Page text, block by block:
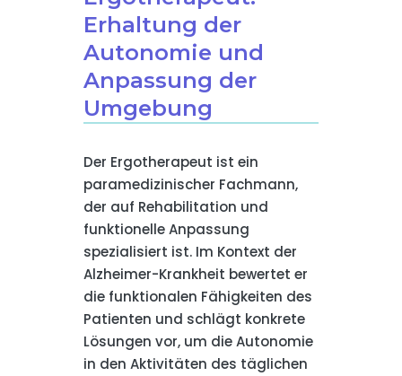
Erhaltung der
Autonomie und
Anpassung der
Umgebung
Der Ergotherapeut ist ein
paramedizinischer Fachmann,
der auf Rehabilitation und
funktionelle Anpassung
spezialisiert ist. Im Kontext der
Alzheimer-Krankheit bewertet er
die funktionalen Fähigkeiten des
Patienten und schlägt konkrete
Lösungen vor, um die Autonomie
in den Aktivitäten des täglichen